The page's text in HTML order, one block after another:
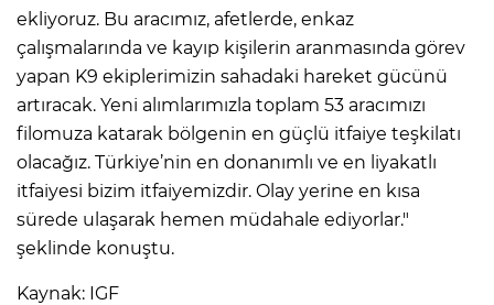
ekliyoruz. Bu aracımız, afetlerde, enkaz
çalışmalarında ve kayıp kişilerin aranmasında görev
yapan K9 ekiplerimizin sahadaki hareket gücünü
artıracak. Yeni alımlarımızla toplam 53 aracımızı
filomuza katarak bölgenin en güçlü itfaiye teşkilatı
olacağız. Türkiye’nin en donanımlı ve en liyakatlı
itfaiyesi bizim itfaiyemizdir. Olay yerine en kısa
sürede ulaşarak hemen müdahale ediyorlar."
şeklinde konuştu.
Kaynak: IGF